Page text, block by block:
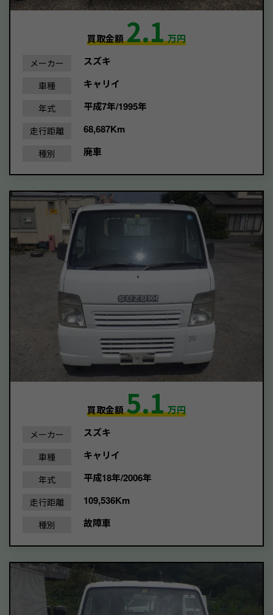
買取金額2.1万円
メーカー スズキ
車種 キャリイ
年式 平成7年/1995年
走行距離 68,687Km
種別 廃車
買取金額5.1万円
メーカー スズキ
車種 キャリイ
年式 平成18年/2006年
走行距離 109,536Km
種別 故障車